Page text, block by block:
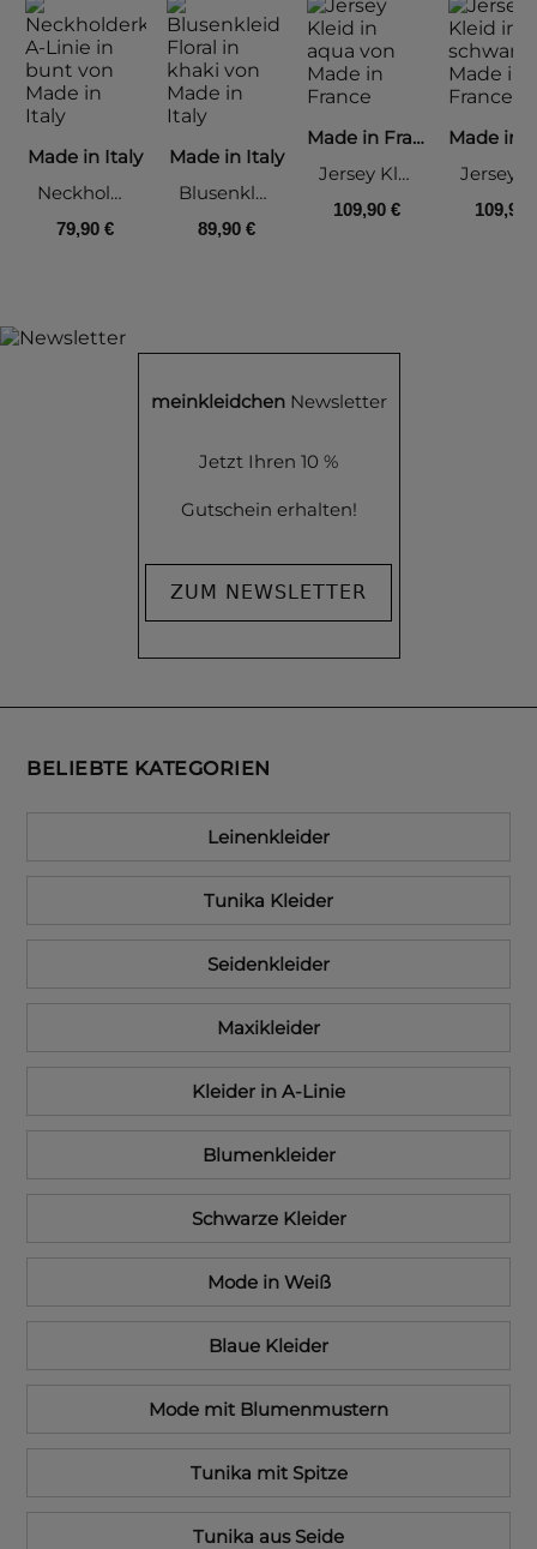
Made in Italy
Neckholderkleid A-Linie, bunt
79,90 €
Made in Italy
Blusenkleid Floral, khaki
89,90 €
Made in France
Jersey Kleid, aqua
109,90 € 109,90
meinkleidchenNewsletter
Jetzt Ihren 10 %
Gutschein erhalten!
ZUM NEWSLETTER
BELIEBTE KATEGORIEN
Leinenkleider
Tunika Kleider
Seidenkleider
Maxikleider
Kleider in A-Linie
Blumenkleider
Schwarze Kleider
Mode in Weiß
Blaue Kleider
Mode mit Blumenmustern
Tunika mit Spitze
Tunika aus Seide